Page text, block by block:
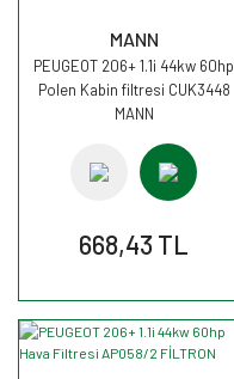
MANN
PEUGEOT 206+ 1.1i 44kw 60hp
Polen Kabin filtresi CUK3448
MANN
668,43 TL